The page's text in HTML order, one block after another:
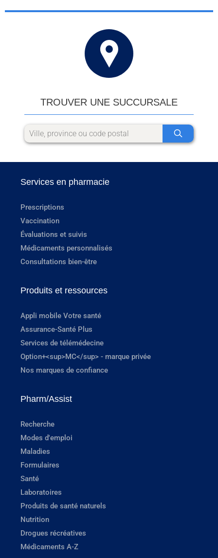
TROUVER UNE SUCCURSALE
Services en pharmacie
Prescriptions
Vaccination
Évaluations et suivis
Médicaments personnalisés
Consultations bien-être
Produits et ressources
Appli mobile Votre santé
Assurance-Santé Plus
Services de télémédecine
Option+<sup>MC</sup> - marque privée
Nos marques de confiance
Pharm/Assist
Recherche
Modes d'emploi
Maladies
Formulaires
Santé
Laboratoires
Produits de santé naturels
Nutrition
Drogues récréatives
Médicaments A-Z